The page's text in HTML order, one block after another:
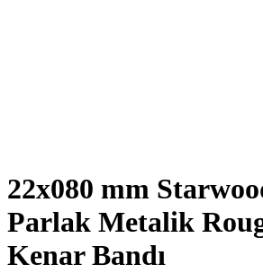
22x080 mm
Parlak Metalik
Kenar Bandı